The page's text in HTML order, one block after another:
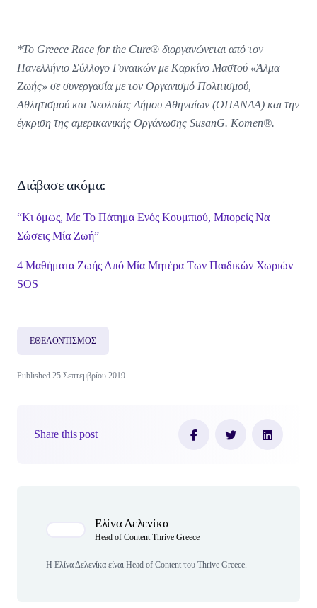
*Το Greece Race for the Cure® διοργανώνεται από τον
Πανελλήνιο Σύλλογο Γυναικών με Καρκίνο Μαστού «Άλμα
Ζωής» σε συνεργασία με τον Οργανισμό Πολιτισμού,
Αθλητισμού και Νεολαίας Δήμου Αθηναίων (ΟΠΑΝΔΑ) και την
έγκριση της αμερικανικής Οργάνωσης SusanG. Komen®.
Διάβασε ακόμα:
“Κι όμως, Με Το Πάτημα Ενός Κουμπιού, Μπορείς Να
Σώσεις Μία Ζωή”
4 Μαθήματα Ζωής Από Μία Μητέρα Των Παιδικών Χωριών
SOS
ΕΘΕΛΟΝΤΙΣΜΟΣ
Published 25 Σεπτεμβρίου 2019
Share this post
Ελίνα Δελενίκα
Head of Content Thrive Greece
Η Ελίνα Δελενίκα είναι Head of Content του Thrive Greece.